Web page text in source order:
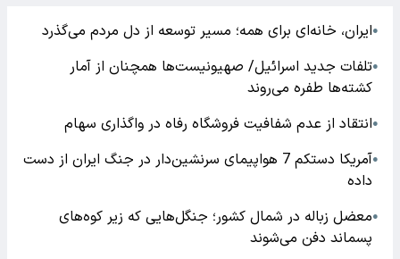
●ایران، خانه‌ای برای همه؛ مسیر توسعه از دل مردم می‌گذرد
●تلفات جدید اسرائیل/ صهیونیست‌ها همچنان از آمار
کشته‌ها طفره می‌روند
●انتقاد از عدم شفافیت فروشگاه رفاه در واگذاری سهام
●
آمریکا دستکم 7 هواپیمای سرنشین‌دار در جنگ ایران از دست
داده
●معضل زباله در شمال کشور؛ جنگل‌هایی که زیر کوه‌های
پسماند دفن می‌شوند